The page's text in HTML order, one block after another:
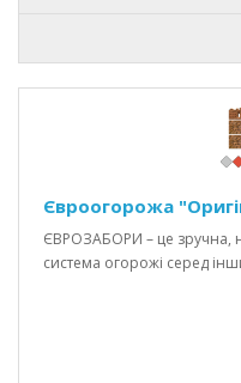
Євроогорожа
ЄВРОЗАБОРИ – це зручна,
система огорожі серед